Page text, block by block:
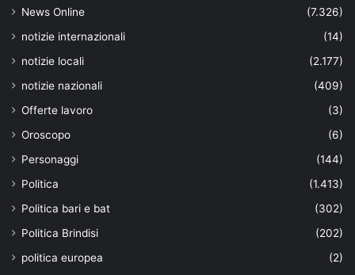
News Online
(7.326)
notizie internazionali
(14)
notizie locali
(2.177)
notizie nazionali
(409)
Offerte lavoro
(3)
Oroscopo
(6)
Personaggi
(144)
Politica
(1.413)
Politica bari e bat
(302)
Politica Brindisi
(202)
politica europea
(2)